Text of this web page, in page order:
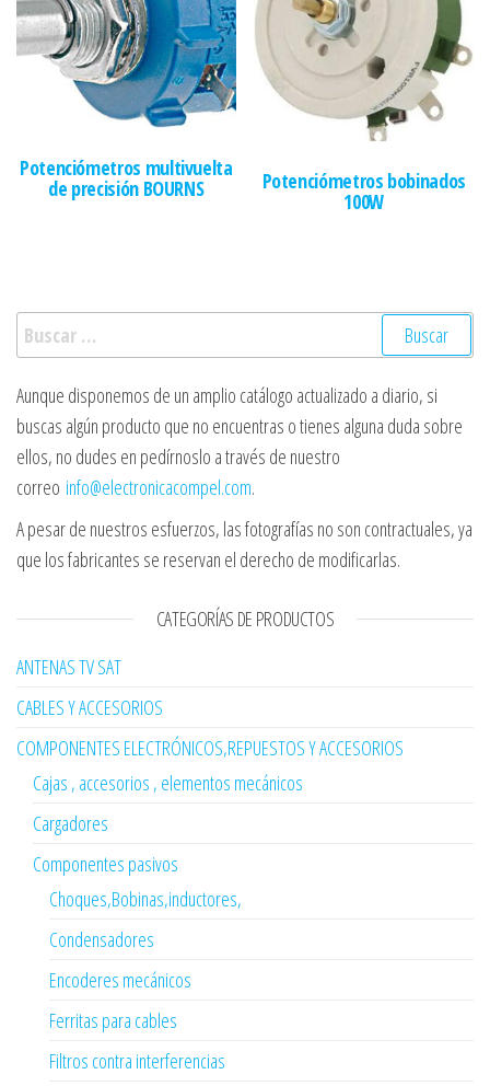
Potenciómetros multivuelta
de precisión BOURNS Potenciómetros bobinados
100W
Buscar:
Aunque disponemos de un amplio catálogo actualizado a diario, si
buscas algún producto que no encuentras o tienes alguna duda sobre
ellos, no dudes en pedírnoslo a través de nuestro
correo info@electronicacompel.com.
A pesar de nuestros esfuerzos, las fotografías no son contractuales, ya
que los fabricantes se reservan el derecho de modificarlas.
CATEGORÍAS DE PRODUCTOS
ANTENAS TV SAT
CABLES Y ACCESORIOS
COMPONENTES ELECTRÓNICOS,REPUESTOS Y ACCESORIOS
Cajas , accesorios , elementos mecánicos
Cargadores
Componentes pasivos
Choques,Bobinas,inductores,
Condensadores
Encoderes mecánicos
Ferritas para cables
Filtros contra interferencias